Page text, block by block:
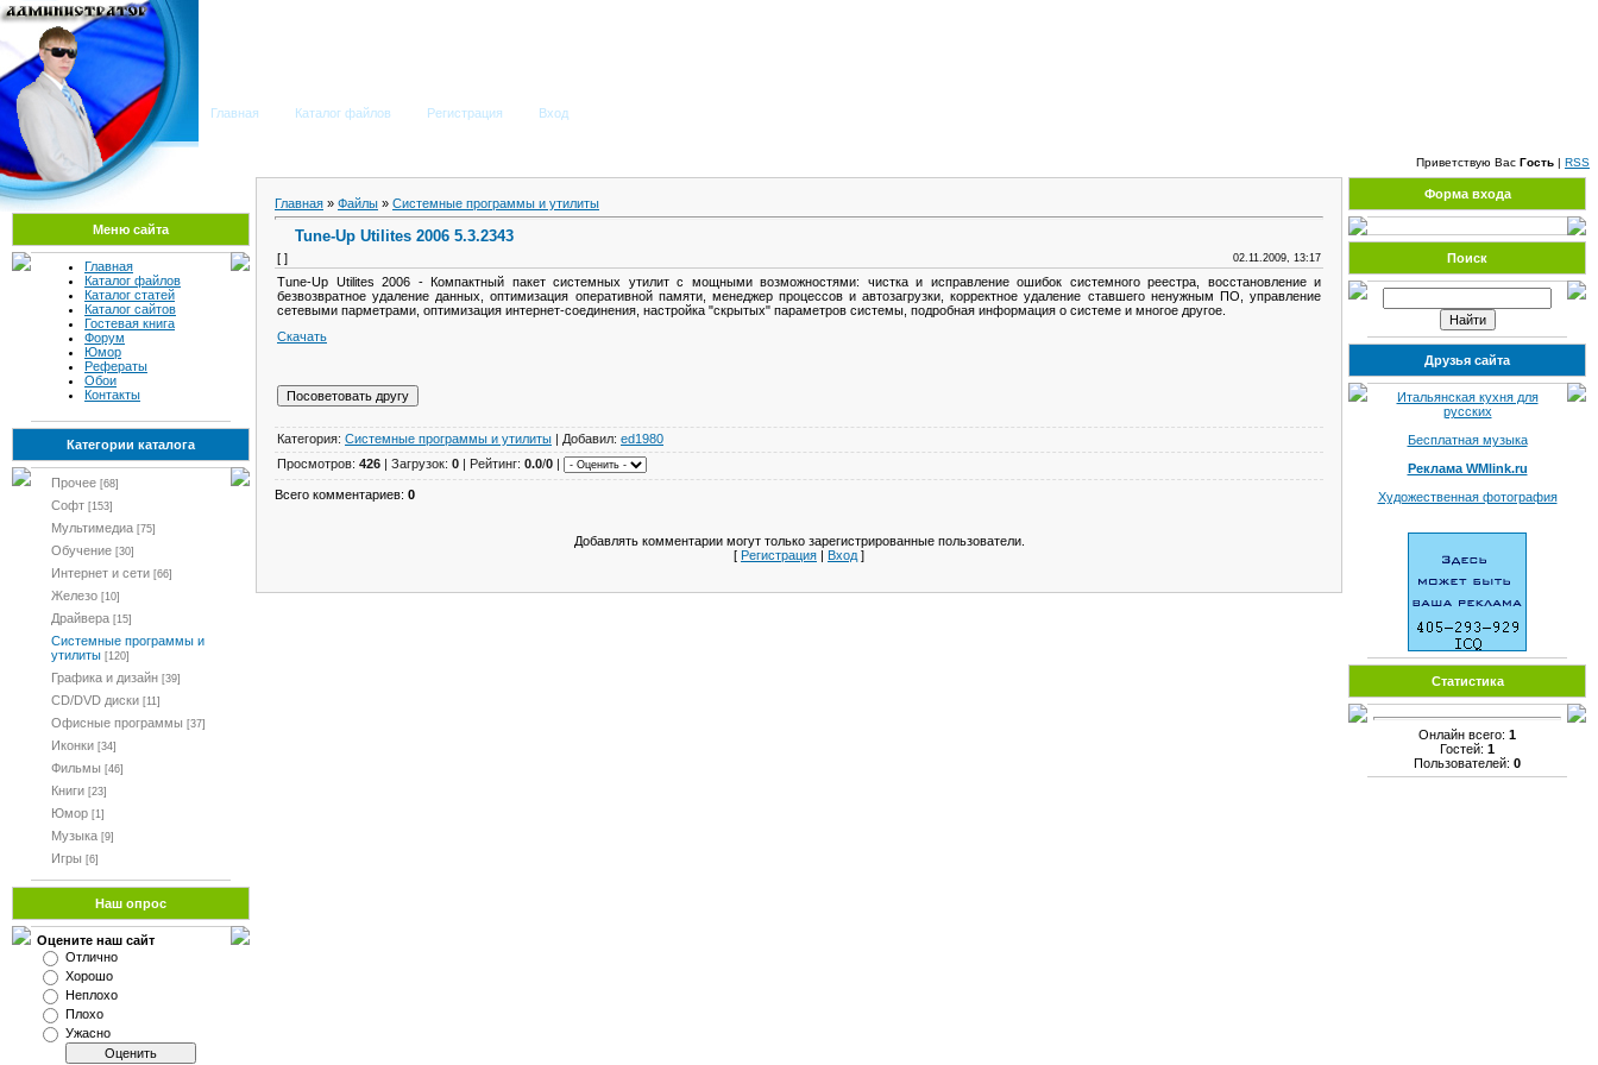
Главная Каталог файлов Регистрация Вход
Приветствую Вас Гость | RSS
Меню сайта
Главная
Каталог файлов
Каталог статей
Каталог сайтов
Гостевая книга
Форум
Юмор
Рефераты
Обои
Контакты
Категории каталога
Прочее [68]
Софт [153]
Мультимедиа [75]
Обучение [30]
Интернет и сети [66]
Железо [10]
Драйвера [15]
Системные программы и
утилиты [120]
Графика и дизайн [39]
CD/DVD диски [11]
Офисные программы [37]
Иконки [34]
Фильмы [46]
Книги [23]
Юмор [1]
Музыка [9]
Игры [6]
Наш опрос
Оцените наш сайт
Отлично
Хорошо
Неплохо
Плохо
Ужасно
Главная » Файлы » Системные программы и утилиты
Tune-Up Utilites 2006 5.3.2343
[ ] 02.11.2009, 13:17
Tune-Up Utilites 2006 - Компактный пакет системных утилит с мощными возможностями: чистка и исправление ошибок системного реестра, восстановление и
безвозвратное удаление данных, оптимизация оперативной памяти, менеджер процессов и автозагрузки, корректное удаление ставшего ненужным ПО, управление
сетевыми парметрами, оптимизация интернет-соединения, настройка "скрытых" параметров системы, подробная информация о системе и многое другое.
Скачать
Категория: Системные программы и утилиты | Добавил: ed1980
Просмотров: 426 | Загрузок: 0 | Рейтинг: 0.0/0 |
Всего комментариев: 0
Добавлять комментарии могут только зарегистрированные пользователи.
[ Регистрация | Вход ]
Форма входа
Поиск
Друзья сайта
Итальянская кухня для
русских
Бесплатная музыка
Реклама WMlink.ru
Художественная фотография
Статистика
Онлайн всего: 1
Гостей: 1
Пользователей: 0